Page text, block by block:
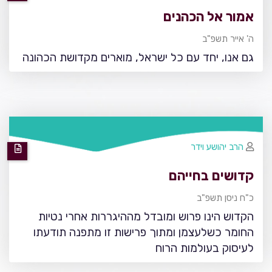
אמור אל הכהנים
ה' אייר תשפ"ב
גם אנו, יחד עם כל ישראל, מוארים מקדושת הכהונה
קדושים בחייהם
כ"ח ניסן תשפ"ב
הקדוש הינו פרוש ומובדל מההיגררות אחרי נטיות
החומר כשלעצמן ומתוך פרישות זו מתפנה תודעתו
לעיסוק בעולמות הרוח
הרב יהושע וידר